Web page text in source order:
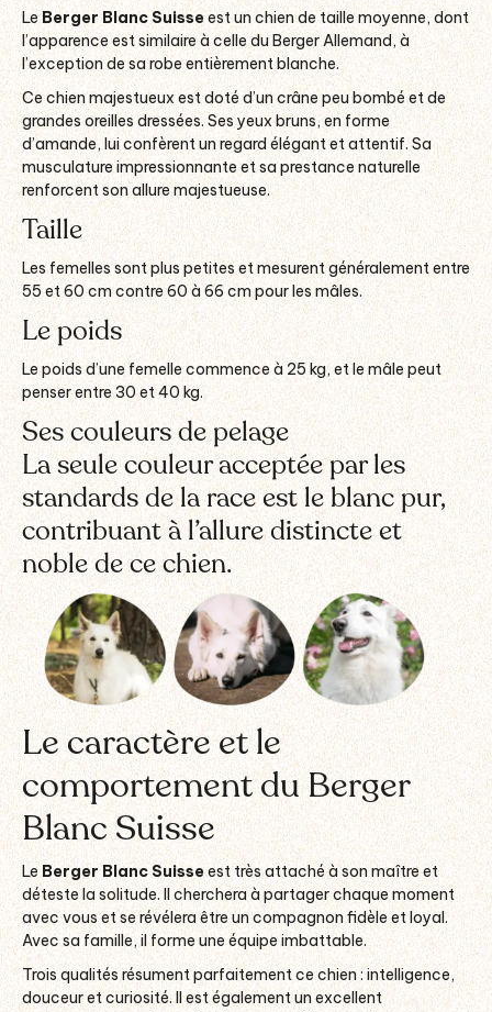
Le Berger Blanc Suisseest un chien de taille moyenne, dont
l’apparence est similaire à celle du Berger Allemand, à
l’exception de sa robe entièrement blanche.
Ce chien majestueux est doté d’un crâne peu bombé et de
grandes oreilles dressées. Ses yeux bruns, en forme
d’amande, lui confèrent un regard élégant et attentif. Sa
musculature impressionnante et sa prestance naturelle
renforcent son allure majestueuse.
Taille
Les femelles sont plus petites et mesurent généralement entre
55 et 60 cm contre 60 à 66 cm pour les mâles.
Le poids
Le poids d’une femelle commence à 25 kg, et le mâle peut
penser entre 30 et 40 kg.
Ses couleurs de pelage
La seule couleur acceptée par les
standards de la race est le blanc pur,
contribuant à l’allure distincte et
noble de ce chien.
Le caractère et le
comportement du Berger
Blanc Suisse
Le Berger Blanc Suisseest très attaché à son maître et
déteste la solitude. Il cherchera à partager chaque moment
avec vous et se révélera être un compagnon fidèle et loyal.
Avec sa famille, il forme une équipe imbattable.
Trois qualités résument parfaitement ce chien : intelligence,
douceur et curiosité. Il est également un excellent